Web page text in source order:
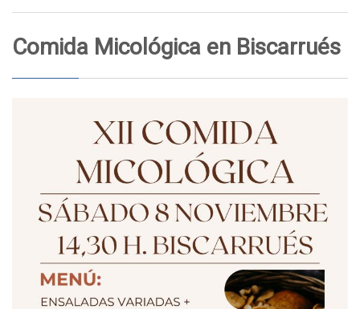
Comida Micológica en Biscarrués